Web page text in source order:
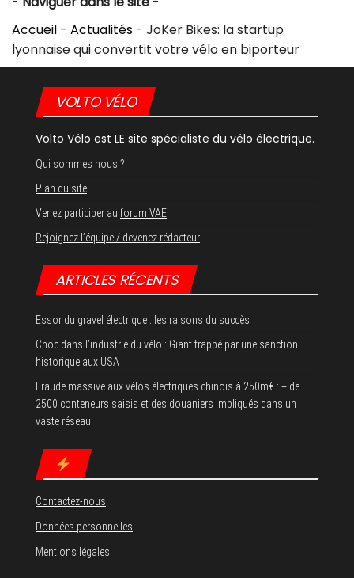
Accueil - Actualités - JoKer Bikes: la startup
lyonnaise qui convertit votre vélo en biporteur
VOLTO VÉLO
Volto Vélo est LE site spécialiste du vélo électrique.
Qui sommes nous ?
Plan du site
Venez participer au forum VAE
Rejoignez l’équipe / devenez rédacteur
ARTICLES RÉCENTS
Essor du gravel électrique : les raisons du succès
Choc dans l’industrie du vélo : Giant frappé par une sanction
historique aux USA
Fraude massive aux vélos électriques chinois à 250m€ : + de
2500 conteneurs saisis et des douaniers impliqués dans un
vaste réseau
Contactez-nous
Données personnelles
Mentions légales